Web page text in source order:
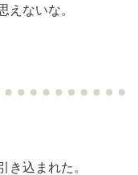
えないな。
き込まれた。